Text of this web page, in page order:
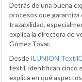
Detrás de una buena
procesos que garantiza
trazabilidad,
explica la directora de
Gómez Tovar.
Desde ILUNION
textil, identifican cinco
explica en qué